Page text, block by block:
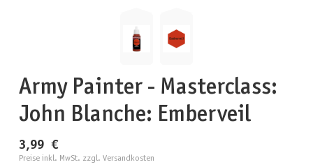
Army Painter - Masterclass:
John Blanche: Emberveil
3,99 €
Preise inkl. MwSt. zzgl. Versandkosten